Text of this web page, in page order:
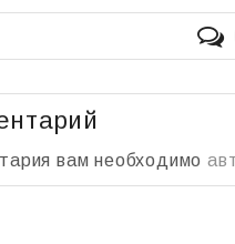
вам необходимо